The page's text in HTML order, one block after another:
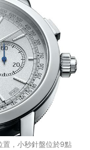
，小秒針盤位於9點